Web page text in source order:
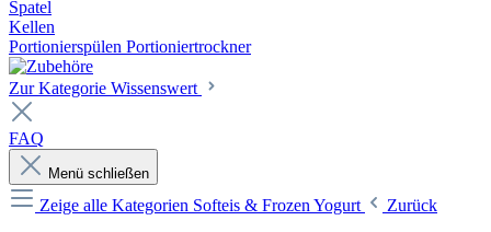
Spatel
Kellen
Portionierspülen Portioniertrockner
Zur Kategorie Wissenswert
FAQ
Menü schließen
Zeige alle Kategorien Softeis & Frozen Yogurt
Zurück